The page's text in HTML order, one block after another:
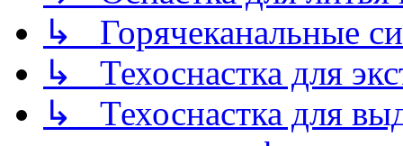
↳ Горячеканальные
↳ Техоснастка для
↳ Техоснастка для